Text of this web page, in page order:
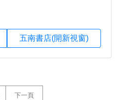
五南書店(開新視窗)
下一頁